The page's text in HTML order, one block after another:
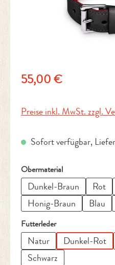
Regulärer Preis:
55,00 €
Preise inkl. MwSt. zzgl.
Sofort verfügbar,
Obermaterialauswählen
Dunkel-Braun Rot
Honig-Braun
Blau
Futterlederauswählen
Natur Dunkel-Rot
Schwarz